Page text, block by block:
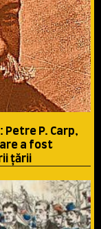
Petre P. Carp,
a fost
ţării